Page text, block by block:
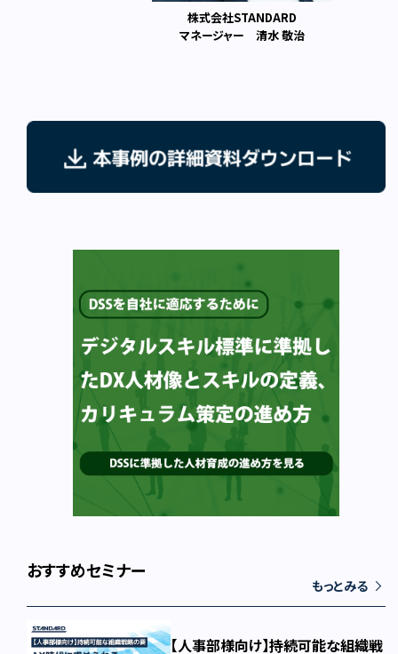
株式会社STANDARD
マネージャー 清水 敬治
おすすめセミナー
もっとみる
【人事部様向け】持続可能な組織戦